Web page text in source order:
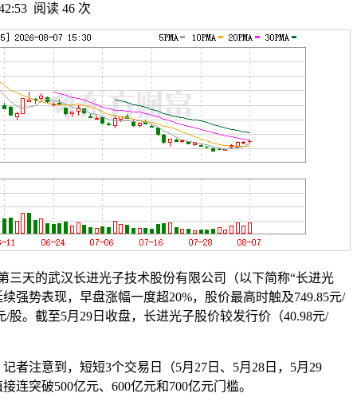
阅读 46 次
的武汉长进光子技术股份有限公司（以下简称“长进光
续强势表现，早盘涨幅一度超20%，股价最高时触及749.85元/
/股。截至5月29日收盘，长进光子股价较发行价（40.98元/
注意到，短短3个交易日（5月27日、5月28日，5月29
连突破500亿元、600亿元和700亿元门槛。